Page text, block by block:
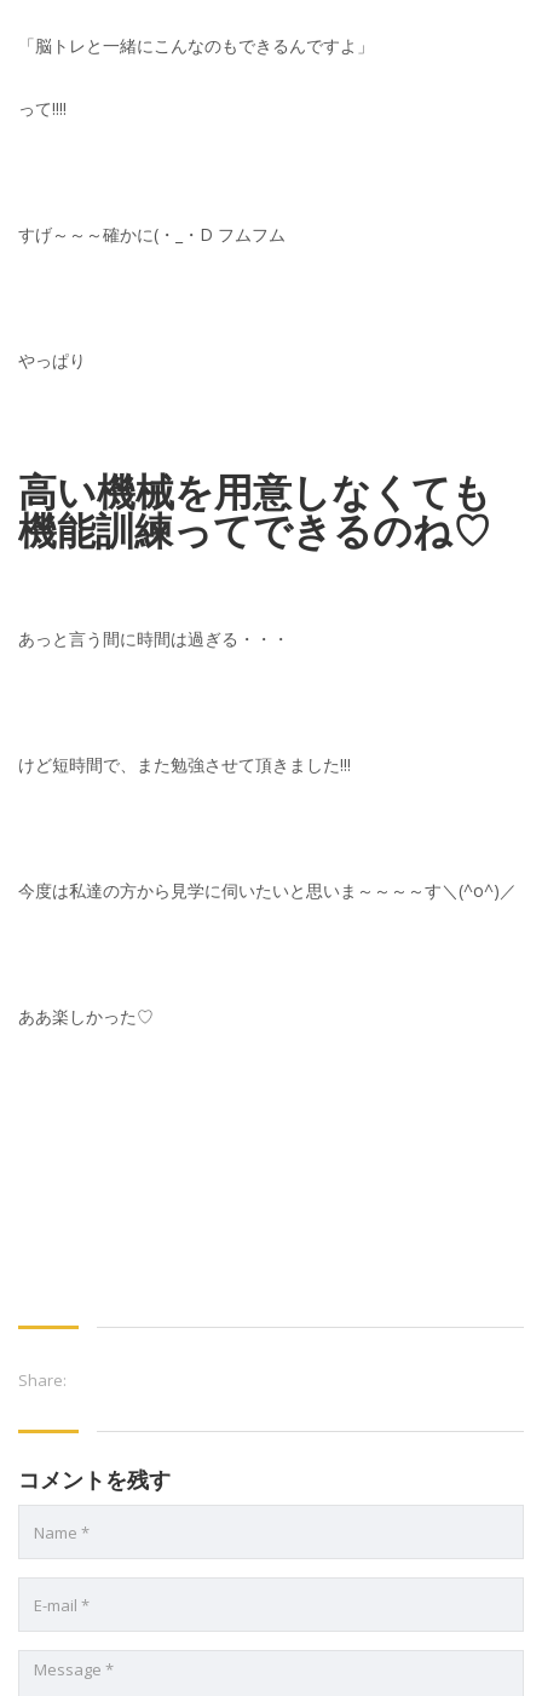
「脳トレと一緒にこんなのもできるんですよ」
って!!!!
すげ～～～確かに(・_・D フムフム
やっぱり
高い機械を用意しなくても
機能訓練ってできるのね♡
あっと言う間に時間は過ぎる・・・
けど短時間で、また勉強させて頂きました!!!
今度は私達の方から見学に伺いたいと思いま～～～～す＼(^o^)／
ああ楽しかった♡
Share:
コメントを残す